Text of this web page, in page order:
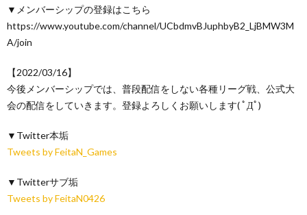
▼メンバーシップの登録はこちら
https://www.youtube.com/channel/UCbdmvBJuphbyB2_LjBMW3M
A/join
【2022/03/16】
今後メンバーシップでは、普段配信をしない各種リーグ戦、公式大
会の配信をしていきます。登録よろしくお願いします( ﾟДﾟ)
▼Twitter本垢
Tweets by FeitaN_Games
▼Twitterサブ垢
Tweets by FeitaN0426